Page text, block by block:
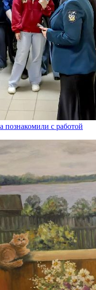
познакомили с работой